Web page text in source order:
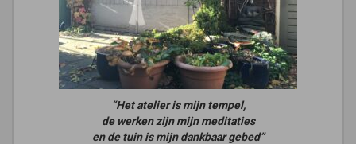
“Het atelier is mijn tempel,
de werken zijn mijn meditaties
en de tuin is mijn dankbaar gebed”